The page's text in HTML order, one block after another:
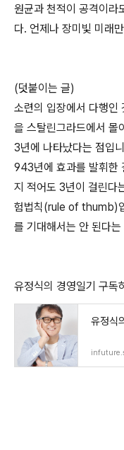
원균과 천적이 공격이라
다. 언제나 장미빛 미래
(덧붙이는 글)
소련의 입장에서 다행인
을 스탈린그라드에서 몰
3년에 나타났다는 점입
943년에 효과를 발휘한
지 적어도 3년이 걸린다
험법칙(rule of thumb)
를 기대해서는 안 된다
유정식의 경영일기 구독
유정식